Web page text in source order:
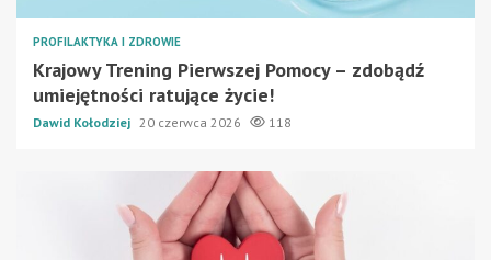
PROFILAKTYKA I ZDROWIE
Krajowy Trening Pierwszej Pomocy – zdobądź
umiejętności ratujące życie!
Dawid Kołodziej 20 czerwca 2026 118